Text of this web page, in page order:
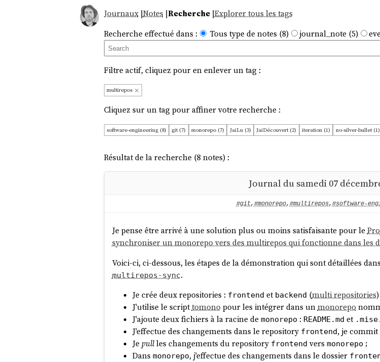
Journaux|Notes |Recherche|Explorer tous les tags
Recherche effectué dans :
Tous type de notes (8) journal_note (5)
Filtre actif, cliquez pour en enlever un tag :
multirepos
Cliquez sur un tag pour affiner votre recherche :
software-engineering (8) git (7) monorepo (7) JaiLu (3) JaiDécouvert (2) iteration (1) no-silver-bullet (1)
Résultat de la recherche (8 notes) :
Journal du samedi 07
#git, #monorepo, #multirepos, #software-
Je pense être arrivé à une solution plus ou moins satisfaisante pour le
synchroniser un monorepo vers des multirepos qui fonctionne dans les
Voici-ci, ci-dessous, les étapes de la démonstration qui sont détaillées
multirepos-sync.
Je crée deux repositories : frontend et backend (multi repositories
J'utilise le scripttomono pour les intégrer dans unmonorepo
J'ajoute deux fichiers à la racine de monorepo : README.md et
J'effectue des changements dans le repository frontend, je commit
Je pullles changements du repository frontend vers monorepo ;
Dans monorepo, j'effectue des changements dans le dossier